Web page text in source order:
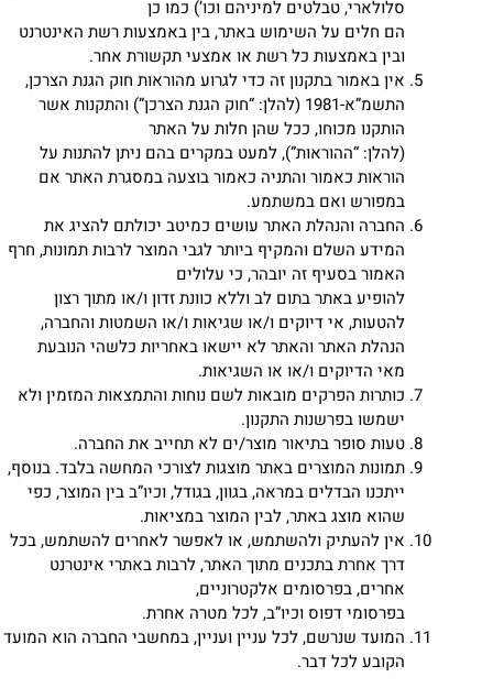
סלולארי, טבלטים למיניהם וכו’) כמו כן
הם חלים על השימוש באתר, בין באמצעות רשת האינטרנט
ובין באמצעות כל רשת או אמצעי תקשורת אחר.
אין באמור בתקנון זה כדי לגרוע מהוראות חוק הגנת הצרכן,
התשמ”א-1981 (להלן: “חוק הגנת הצרכן”) והתקנות אשר
הותקנו מכוחו, ככל שהן חלות על האתר
(להלן: “ההוראות”), למעט במקרים בהם ניתן להתנות על
הוראות כאמור והתניה כאמור בוצעה במסגרת האתר אם
במפורש ואם במשתמע.
החברה והנהלת האתר עושים כמיטב יכולתם להציג את
המידע השלם והמקיף ביותר לגבי המוצר לרבות תמונות, חרף
האמור בסעיף זה יובהר, כי עלולים
להופיע באתר בתום לב וללא כוונת זדון ו/או מתוך רצון
להטעות, אי דיוקים ו/או שגיאות ו/או השמטות והחברה,
הנהלת האתר והאתר לא יישאו באחריות כלשהי הנובעת
מאי הדיוקים ו/או או השגיאות.
כותרות הפרקים מובאות לשם נוחות והתמצאות המזמין ולא
ישמשו בפרשנות התקנון.
טעות סופר בתיאור מוצר/ים לא תחייב את החברה.
תמונות המוצרים באתר מוצגות לצורכי המחשה בלבד. בנוסף,
ייתכנו הבדלים במראה, בגוון, בגודל, וכיו”ב בין המוצר, כפי
שהוא מוצג באתר, לבין המוצר במציאות.
אין להעתיק ולהשתמש, או לאפשר לאחרים להשתמש, בכל
דרך אחרת בתכנים מתוך האתר, לרבות באתרי אינטרנט
אחרים, בפרסומים אלקטרוניים,
בפרסומי דפוס וכיו”ב, לכל מטרה אחרת.
המועד שנרשם, לכל עניין ועניין, במחשבי החברה הוא המועד
הקובע לכל דבר.